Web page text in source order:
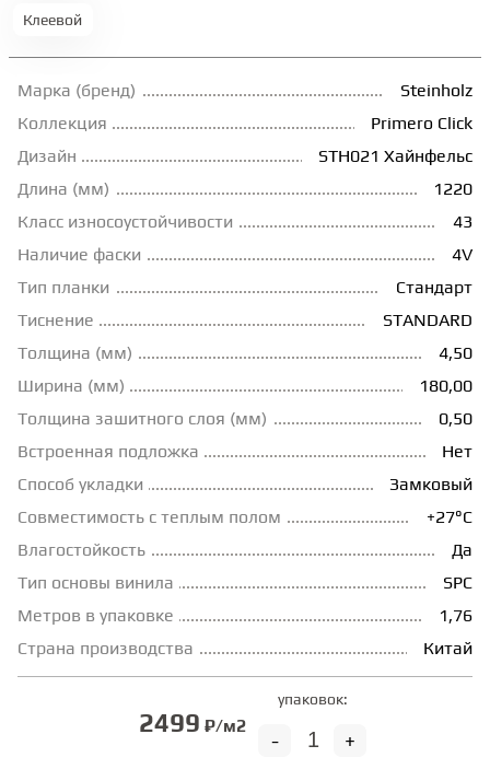
ГРУНТОВКИ
ТЕПЛЫЙ ПОЛ
ТЕРМОПАРКЕТ
ЭКОМАССИВ
ИСКУССТВЕННАЯ ТРАВА
ИНЖЕНЕРНЫЙ МОДУЛЬ
СТУПЕНИ
ФАНЕРА
МИНЕРАЛЬНО-КАМЕННЫЙ
ЛАМИНАТ MSPC
Клеевой
Марка (бренд)
Steinholz
Коллекция
Primero Click
Дизайн
STH021 Хайнфельс
Длина (мм)
1220
Класс износоустойчивости
43
Наличие фаски
4V
Тип планки
Стандарт
Тиснение
STANDARD
Толщина (мм)
4,50
Ширина (мм)
180,00
Толщина зашитного слоя (мм)
0,50
Встроенная подложка
Нет
Способ укладки
Замковый
Совместимость с теплым полом
+27°С
Влагостойкость
Да
Тип основы винила
SPC
Метров в упаковке
1,76
Страна производства
Китай
2499 ₽/м2
упаковок:
+
-